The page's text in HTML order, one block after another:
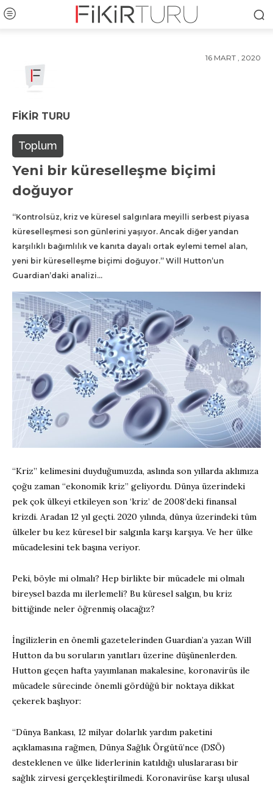
16 MART , 2020
FIKIR TURU
Toplum
Yeni bir küreselleşme biçimi
doğuyor
“Kontrolsüz, kriz ve küresel salgınlara meyilli serbest piyasa
küreselleşmesi son günlerini yaşıyor. Ancak diğer yandan
karşılıklı bağımlılık ve kanıta dayalı ortak eylemi temel alan,
yeni bir küreselleşme biçimi doğuyor.” Will Hutton’un
Guardian’daki analizi…
“Kriz” kelimesini duyduğumuzda, aslında son yıllarda aklımıza
çoğu zaman “ekonomik kriz” geliyordu. Dünya üzerindeki
pek çok ülkeyi etkileyen son ‘kriz’ de 2008’deki finansal
krizdi. Aradan 12 yıl geçti. 2020 yılında, dünya üzerindeki tüm
ülkeler bu kez küresel bir salgınla karşı karşıya. Ve her ülke
mücadelesini tek başına veriyor.
Peki, böyle mi olmalı? Hep birlikte bir mücadele mi olmalı
bireysel bazda mı ilerlemeli? Bu küresel salgın, bu kriz
bittiğinde neler öğrenmiş olacağız?
İngilizlerin en önemli gazetelerinden Guardian’a yazan Will
Hutton da bu soruların yanıtları üzerine düşünenlerden.
Hutton geçen hafta yayımlanan makalesine, koronavirüs ile
mücadele sürecinde önemli gördüğü bir noktaya dikkat
çekerek başlıyor:
“Dünya Bankası, 12 milyar dolarlık yardım paketini
açıklamasına rağmen, Dünya Sağlık Örgütü’nce (DSÖ)
desteklenen ve ülke liderlerinin katıldığı uluslararası bir
sağlık zirvesi gerçekleştirilmedi. Koronavirüse karşı ulusal